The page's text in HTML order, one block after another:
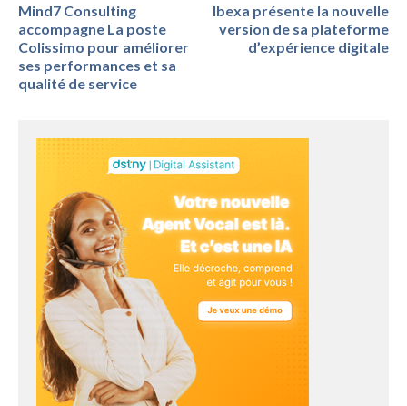
Mind7 Consulting
accompagne La poste
Colissimo pour améliorer
ses performances et sa
qualité de service
Ibexa présente la nouvelle
version de sa plateforme
d’expérience digitale